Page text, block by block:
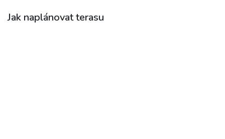
Jak naplánovat terasu